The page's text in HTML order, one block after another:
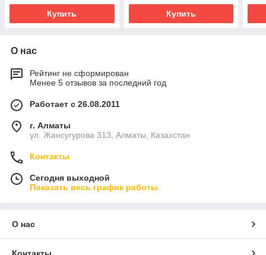
Купить Купить
О нас
Рейтинг не сформирован
Менее 5 отзывов за последний год
Работает с 26.08.2011
г. Алматы
ул. Жансугурова 313, Алматы, Казахстан
Контакты
Сегодня выходной
Показать весь график работы
О нас